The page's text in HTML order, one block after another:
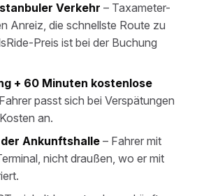
Verkehr – Taxameter-
Anreiz, die schnellste Route zu
Preis ist bei der Buchung
+ 60 Minuten kostenlose
passt sich bei Verspätungen
an.
Ankunftshalle – Fahrer mit
nicht draußen, wo er mit